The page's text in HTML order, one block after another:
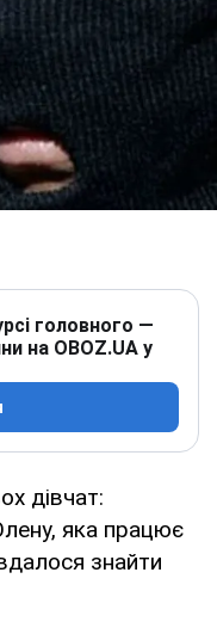
головного —
на OBOZ.UA у
дівчат:
яка працює
знайти